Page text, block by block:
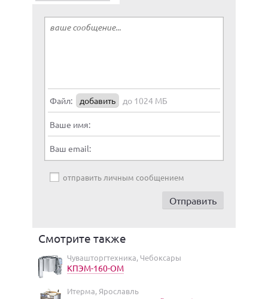
Файл: добавить до 1024 МБ
Ваше имя:
Ваш email:
отправить личным сообщением
Смотрите также
Чувашторгтехника, Чебоксары
КПЭМ-160-ОМ
Итерма, Ярославль